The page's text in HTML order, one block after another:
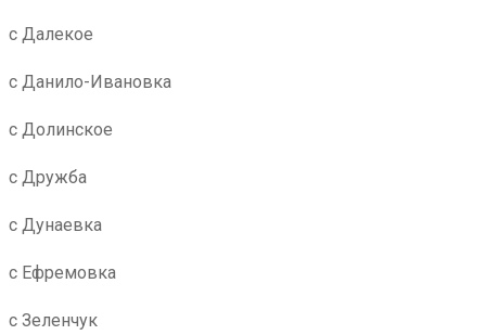
с Далекое
с Данило-Ивановка
с Долинское
с Дружба
с Дунаевка
с Ефремовка
с Зеленчук